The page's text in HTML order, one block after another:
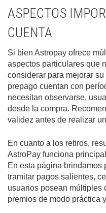
ASPECTOS
CUENTA
Si bien Astropay ofrece
aspectos particulares que
considerar para mejorar
prepago cuentan con
necesitan observarse,
desde la compra.
validez antes de realizar
En cuanto a los retiros,
AstroPay funciona
En esta página
tramitar pagos salientes,
usuarios posean múltiples
premios de modo práctica